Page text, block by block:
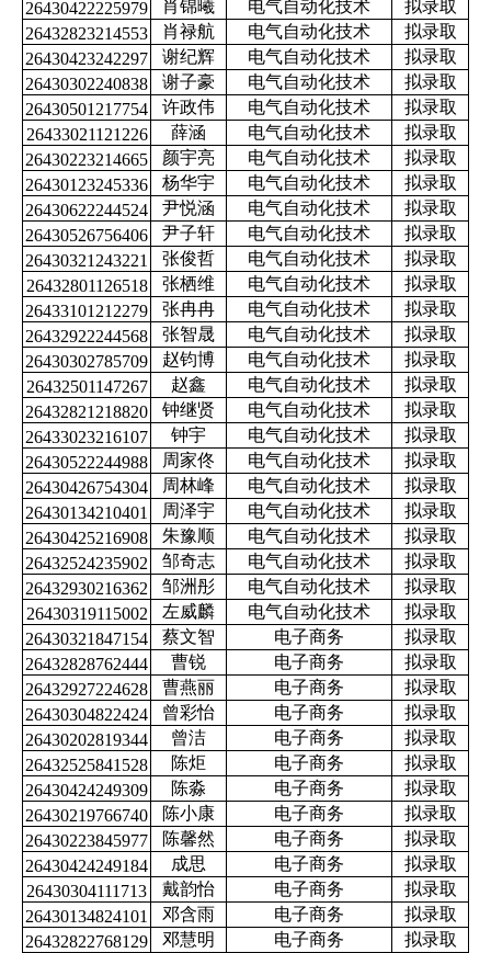
26430422225979 肖锦曦 电气自动化技术
拟录取
26432823214553
肖禄航 电气自动化技术
拟录取
26430423242297
谢纪辉 电气自动化技术
拟录取
26430302240838
谢子豪 电气自动化技术
拟录取
26430501217754
许政伟 电气自动化技术
拟录取
26433021121226
薛涵 电气自动化技术
拟录取
26430223214665
颜宇亮 电气自动化技术
拟录取
26430123245336
杨华宇 电气自动化技术
拟录取
26430622244524
尹悦涵 电气自动化技术
拟录取
26430526756406
尹子轩 电气自动化技术
拟录取
26430321243221
张俊哲 电气自动化技术
拟录取
26432801126518
张栖维 电气自动化技术
拟录取
26433101212279
张冉冉 电气自动化技术
拟录取
26432922244568
张智晟 电气自动化技术
拟录取
26430302785709
赵钧博 电气自动化技术
拟录取
26432501147267
赵鑫 电气自动化技术
拟录取
26432821218820
钟继贤 电气自动化技术
拟录取
26433023216107
钟宇 电气自动化技术
拟录取
26430522244988
周家佟 电气自动化技术
拟录取
26430426754304
周林峰 电气自动化技术
拟录取
26430134210401
周泽宇 电气自动化技术
拟录取
26430425216908
朱豫顺 电气自动化技术
拟录取
26432524235902
邹奇志 电气自动化技术
拟录取
26432930216362
邹洲彤 电气自动化技术
拟录取
26430319115002
左威麟 电气自动化技术
拟录取
26430321847154
蔡文智 电子商务
拟录取
26432828762444
曹锐 电子商务
拟录取
26432927224628
曹燕丽 电子商务
拟录取
26430304822424
曾彩怡 电子商务
拟录取
26430202819344
曾洁 电子商务
拟录取
26432525841528
陈炬 电子商务
拟录取
26430424249309
陈淼 电子商务
拟录取
26430219766740
陈小康 电子商务
拟录取
26430223845977
陈馨然 电子商务
拟录取
26430424249184
成思 电子商务
拟录取
26430304111713
戴韵怡 电子商务
拟录取
26430134824101
邓含雨 电子商务
拟录取
26432822768129
邓慧明 电子商务
拟录取